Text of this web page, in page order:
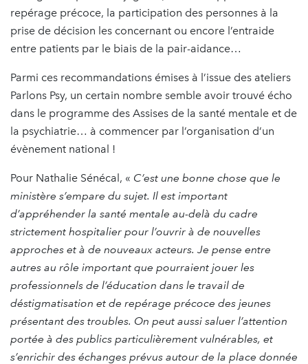
repérage précoce, la participation des personnes à la
prise de décision les concernant ou encore l’entraide
entre patients par le biais de la pair-aidance…
Parmi ces recommandations émises à l’issue des ateliers
Parlons Psy, un certain nombre semble avoir trouvé écho
dans le programme des Assises de la santé mentale et de
la psychiatrie… à commencer par l’organisation d’un
évènement national !
Pour Nathalie Sénécal, « C’est une bonne chose que le
ministère s’empare du sujet. Il est important
d’appréhender la santé mentale au-delà du cadre
strictement hospitalier pour l’ouvrir à de nouvelles
approches et à de nouveaux acteurs. Je pense entre
autres au rôle important que pourraient jouer les
professionnels de l’éducation dans le travail de
déstigmatisation et de repérage précoce des jeunes
présentant des troubles. On peut aussi saluer l’attention
portée à des publics particulièrement vulnérables, et
s’enrichir des échanges prévus autour de la place donnée